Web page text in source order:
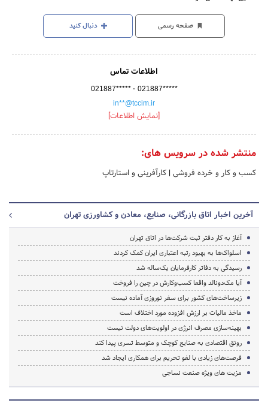
صفحه رسمی دنبال کنید
اطلاعات تماس
021887***** - 021887*****
in**@tccim.ir
[نمایش اطلاعات]
منتشر شده در سرویس های:
کسب و کار و خرده فروشی | کارآفرینی و استارتاپ
آخرین اخبار اتاق بازرگانی، صنایع، معادن و کشاورزی تهران
آغاز به کار دفتر ثبت شرکت‌ها در اتاق تهران
اسلواک‌ها به بهبود رتبه اعتباری ایران کمک کردند
رسیدگی به دفاتر کارفرمایان یک‌ساله شد
آیا مک‌دونالد واقعا کسب‌وکارش در چین را فروخت
زیرساخت‌های کشور برای سفر نوروزی آماده نیست
ماخذ مالیات بر ارزش افزوده مورد اختلاف است
بهینه‌سازی مصرف انرژی در اولویت‌های دولت نیست
رونق اقتصادی به صنایع کوچک و متوسط تسری پیدا کند
فرصت‌های زیادی با لغو تحریم‌ برای همکاری ایجاد شد
مزیت های ویژه صنعت نساجی